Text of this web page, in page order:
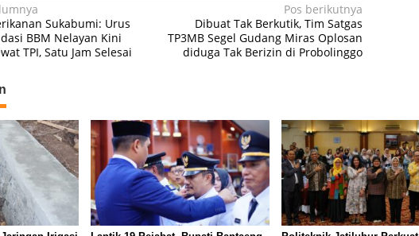
Sukabumi: Urus
BBM Nelayan Kini
TPI, Satu Jam Selesai
Pos berikutnya
Dibuat Tak Berkutik, Tim Satgas
TP3MB Segel Gudang Miras Oplosan
diduga Tak Berizin di Probolinggo